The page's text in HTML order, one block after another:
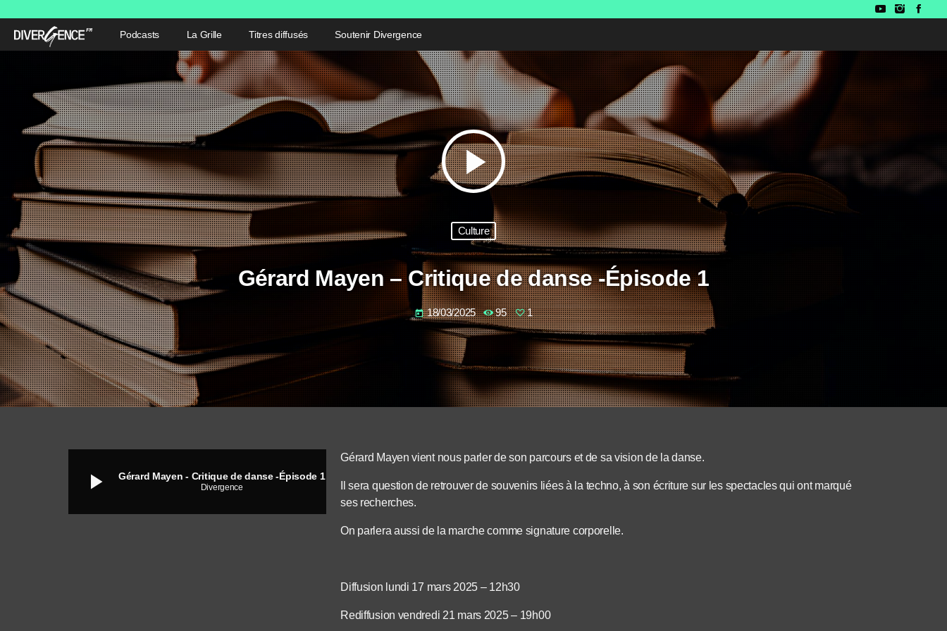
Podcasts La Grille Titres diffusés Soutenir Divergence
play_arrow
Culture
Gérard Mayen – Critique de danse -Épisode 1
today 18/03/2025 95 1
play_arrow Gérard Mayen - Critique de danse -Épisode 1
Divergence
Gérard Mayen vient nous parler de son parcours et de sa vision de la danse.
Il sera question de retrouver de souvenirs liées à la techno, à son écriture sur les spectacles qui ont marqué
ses recherches.
On parlera aussi de la marche comme signature corporelle.
Diffusion lundi 17 mars 2025 – 12h30
Rediffusion vendredi 21 mars 2025 – 19h00